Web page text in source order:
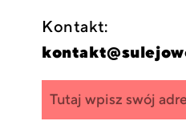
Kontakt:
Zapisz się
do
wpisz
swój